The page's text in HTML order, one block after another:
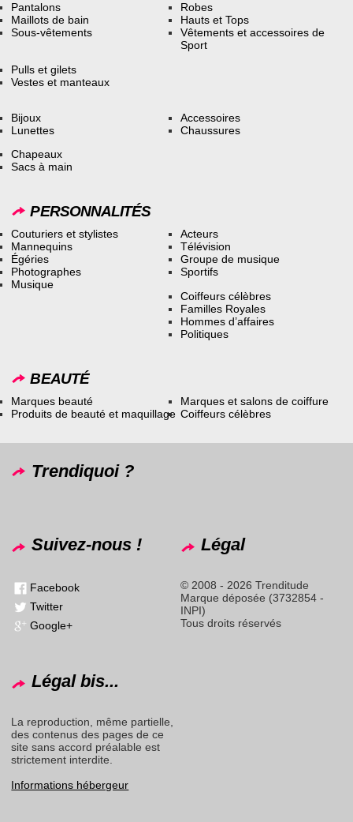
Pantalons
Maillots de bain
Sous-vêtements
Robes
Hauts et Tops
Vêtements et accessoires de
Sport
Pulls et gilets
Vestes et manteaux
Bijoux
Lunettes
Accessoires
Chaussures
Chapeaux
Sacs à main
PERSONNALITÉS
Couturiers et stylistes
Mannequins
Égéries
Photographes
Musique
Acteurs
Télévision
Groupe de musique
Sportifs
Coiffeurs célèbres
Familles Royales
Hommes d’affaires
Politiques
BEAUTÉ
Marques beauté
Produits de beauté et maquillage
Marques et salons de coiffure
Coiffeurs célèbres
Trendiquoi ?
Suivez-nous !
Facebook
Twitter
Google+
Légal
© 2008 - 2026 Trenditude
Marque déposée (3732854 -
INPI)
Tous droits réservés
Légal bis...
La reproduction, même partielle,
des contenus des pages de ce
site sans accord préalable est
strictement interdite.
Informations hébergeur